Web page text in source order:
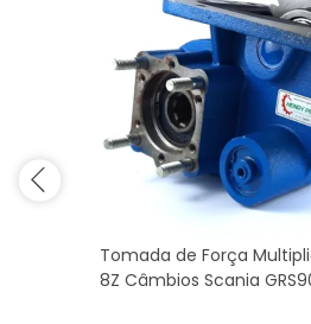
Tomada de Força
8Z Câmbios Scania